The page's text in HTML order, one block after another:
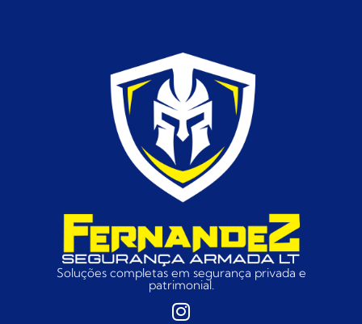
Soluções completas em segurança privada e
patrimonial.